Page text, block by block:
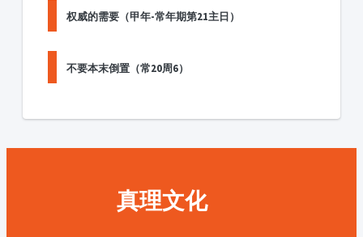
权威的需要（甲年-常年期第21主日）
不要本末倒置（常20周6）
真理文化